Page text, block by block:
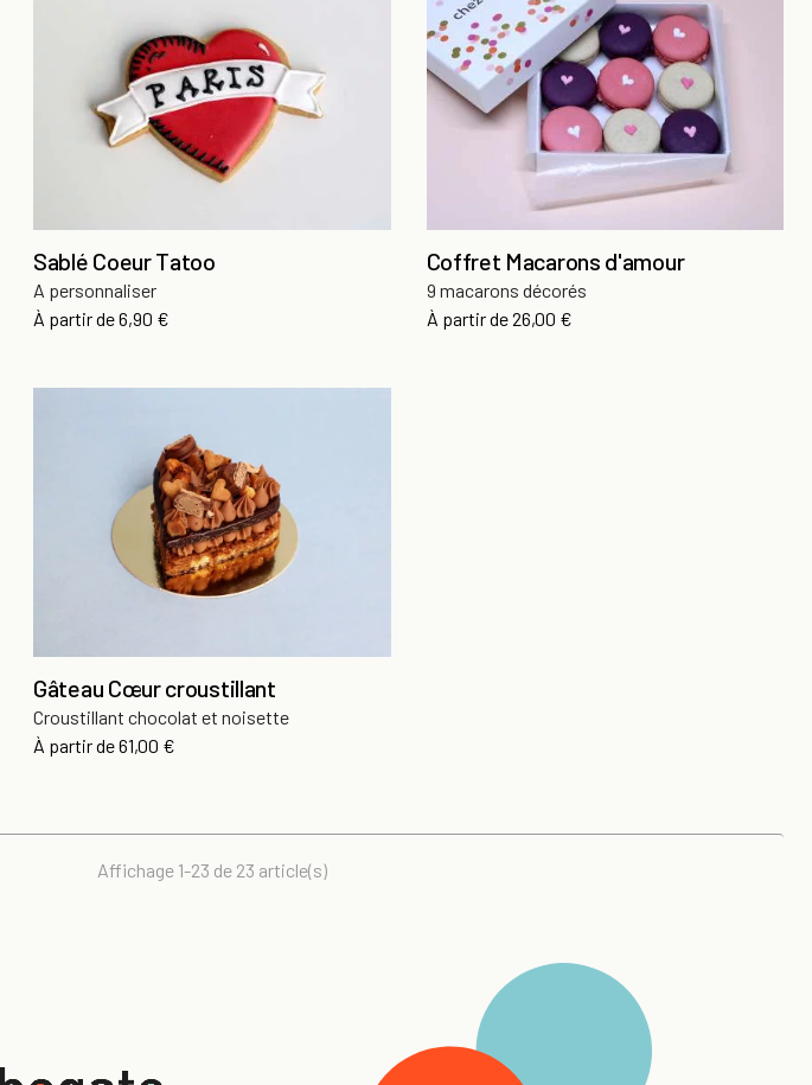
Sablé Coeur Tatoo
A personnaliser
À partir dePrix
6,90 €
Coffret Macarons d'amour
9 macarons décorés
À partir dePrix
26,00 €
Gâteau Cœur croustillant
Croustillant chocolat et noisette
À partir dePrix
61,00 €
Affichage 1-23 de 23 article(s)